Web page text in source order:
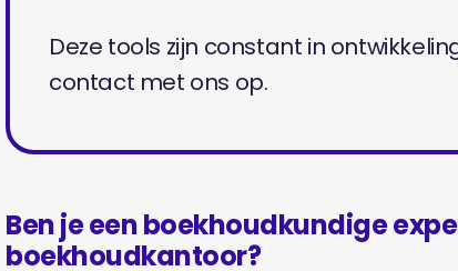
Deze tools zijn constant in
contact met ons op.
Ben je een boekhoudkundige
boekhoudkantoor?